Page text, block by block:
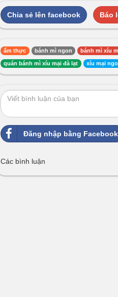
Chia sẻ lên facebook Báo
ẩm thực bánh mì ngon bánh mì xíu
quán bánh mì xíu mại đà lạt xíu mại
Đăng nhập bằng Facebook
Các bình luận